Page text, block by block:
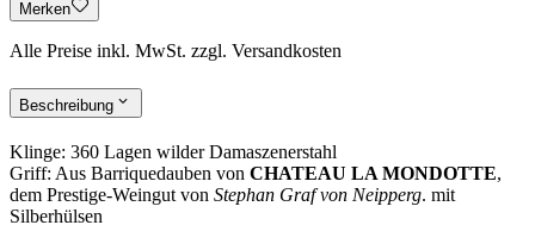
Merken
Alle Preise inkl. MwSt. zzgl. Versandkosten
Beschreibung
Klinge: 360 Lagen wilder Damaszenerstahl
Griff: Aus Barriquedauben von CHATEAU LA MONDOTTE,
dem Prestige-Weingut von Stephan Graf von Neipperg. mit
Silberhülsen